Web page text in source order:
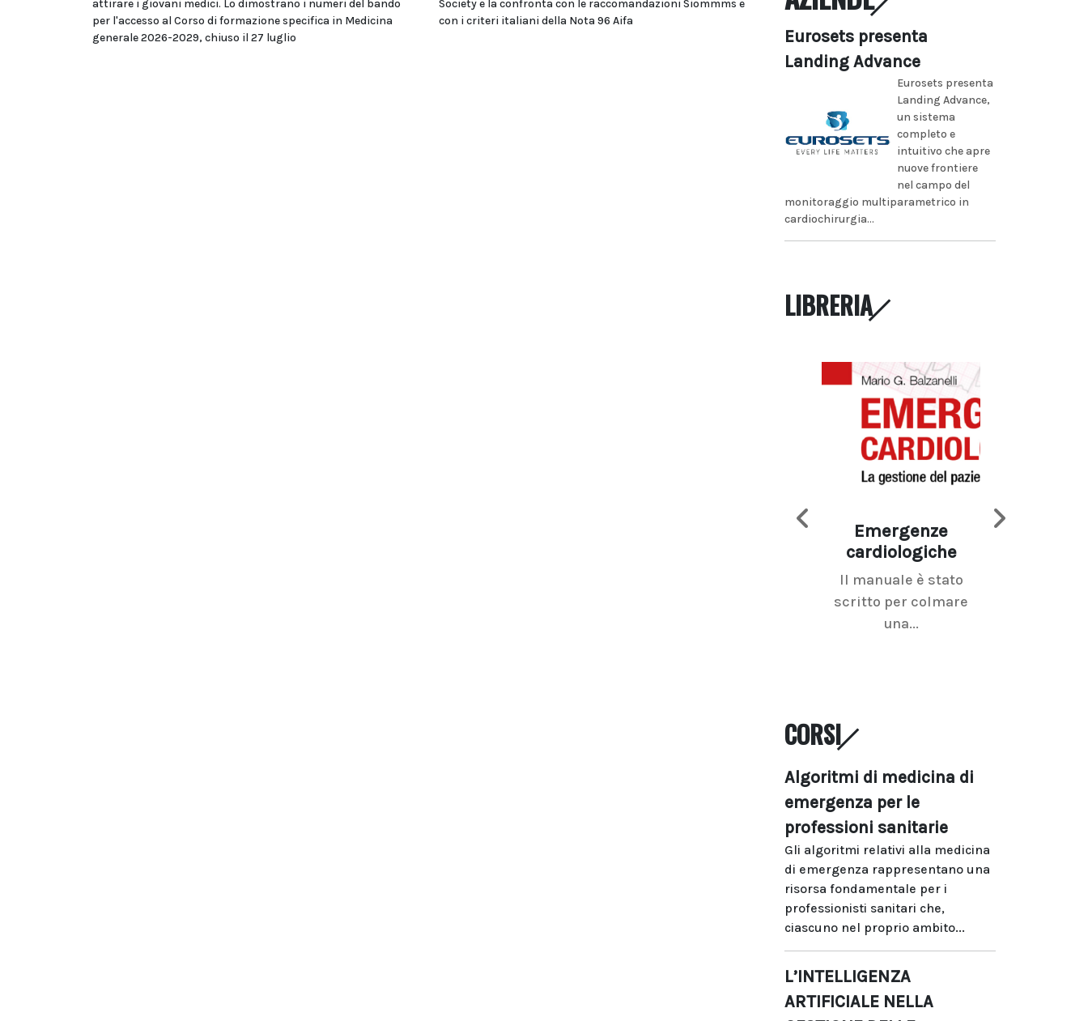
attirare i giovani medici. Lo dimostrano i numeri del bando
per l'accesso al Corso di formazione specifica in Medicina
generale 2026-2029, chiuso il 27 luglio
Society e la confronta con le raccomandazioni Siommms e
con i criteri italiani della Nota 96 Aifa
Eurosets presenta
Landing Advance
Eurosets presenta
Landing Advance,
un sistema
completo e
intuitivo che apre
nuove frontiere
nel campo del
monitoraggio multiparametrico in
cardiochirurgia...
LIBRERIA
Emergenze
cardiologiche
Il manuale è stato
scritto per colmare
una...
CORSI
Algoritmi di medicina di
emergenza per le
professioni sanitarie
Gli algoritmi relativi alla medicina
di emergenza rappresentano una
risorsa fondamentale per i
professionisti sanitari che,
ciascuno nel proprio ambito...
L’INTELLIGENZA
ARTIFICIALE NELLA